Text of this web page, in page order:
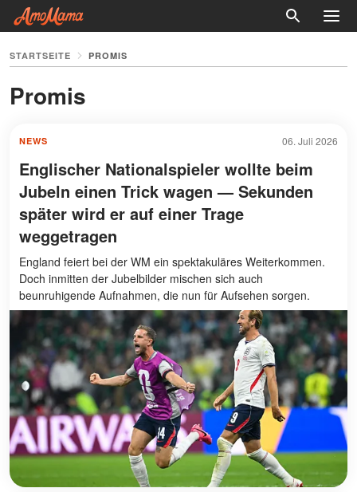
STARTSEITE PROMIS
Promis
06. Juli 2026
NEWS
Englischer Nationalspieler wollte beim
Jubeln einen Trick wagen — Sekunden
später wird er auf einer Trage
weggetragen
England feiert bei der WM ein spektakuläres Weiterkommen.
Doch inmitten der Jubelbilder mischen sich auch
beunruhigende Aufnahmen, die nun für Aufsehen sorgen.